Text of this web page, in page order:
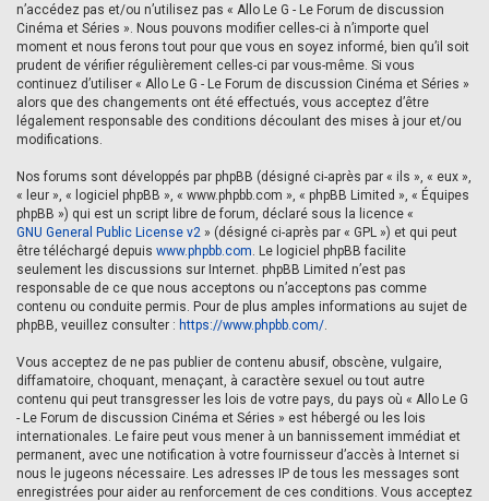
n’accédez pas et/ou n’utilisez pas « Allo Le G - Le Forum de discussion
Cinéma et Séries ». Nous pouvons modifier celles-ci à n’importe quel
moment et nous ferons tout pour que vous en soyez informé, bien qu’il soit
prudent de vérifier régulièrement celles-ci par vous-même. Si vous
continuez d’utiliser « Allo Le G - Le Forum de discussion Cinéma et Séries »
alors que des changements ont été effectués, vous acceptez d’être
légalement responsable des conditions découlant des mises à jour et/ou
modifications.
Nos forums sont développés par phpBB (désigné ci-après par « ils », « eux »,
« leur », « logiciel phpBB », « www.phpbb.com », « phpBB Limited », « Équipes
phpBB ») qui est un script libre de forum, déclaré sous la licence «
GNU General Public License v2 » (désigné ci-après par « GPL ») et qui peut
être téléchargé depuis www.phpbb.com. Le logiciel phpBB facilite
seulement les discussions sur Internet. phpBB Limited n’est pas
responsable de ce que nous acceptons ou n’acceptons pas comme
contenu ou conduite permis. Pour de plus amples informations au sujet de
phpBB, veuillez consulter : https://www.phpbb.com/.
Vous acceptez de ne pas publier de contenu abusif, obscène, vulgaire,
diffamatoire, choquant, menaçant, à caractère sexuel ou tout autre
contenu qui peut transgresser les lois de votre pays, du pays où « Allo Le G
- Le Forum de discussion Cinéma et Séries » est hébergé ou les lois
internationales. Le faire peut vous mener à un bannissement immédiat et
permanent, avec une notification à votre fournisseur d’accès à Internet si
nous le jugeons nécessaire. Les adresses IP de tous les messages sont
enregistrées pour aider au renforcement de ces conditions. Vous acceptez